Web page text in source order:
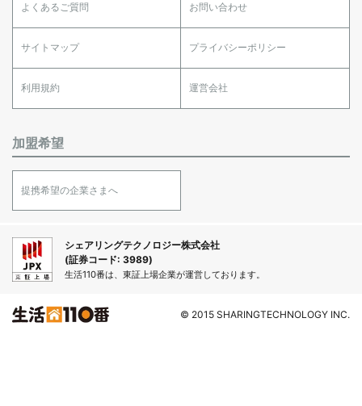
よくあるご質問 お問い合わせ
サイトマップ プライバシーポリシー
利用規約 運営会社
加盟希望
提携希望の企業さまへ
シェアリングテクノロジー株式会社
(証券コード: 3989)
生活110番は、東証上場企業が運営しております。
© 2015 SHARINGTECHNOLOGY INC.